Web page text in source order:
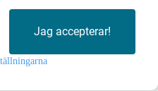
Jag accepterar!